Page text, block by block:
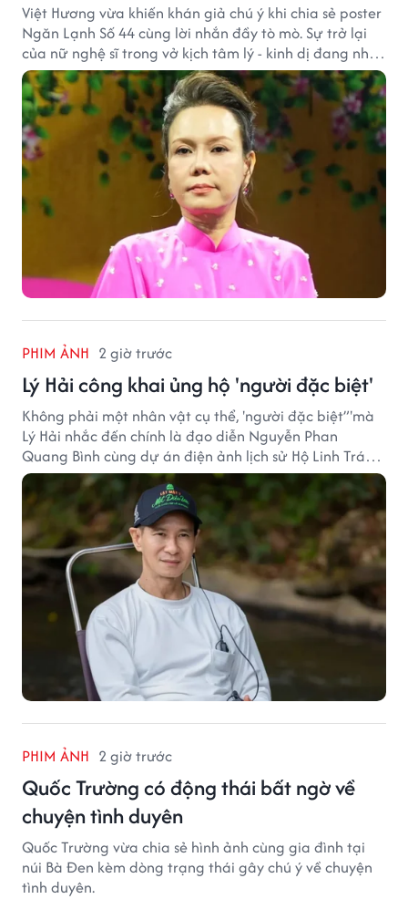
Việt Hương vừa khiến khán giả chú ý khi chia sẻ poster
Ngăn Lạnh Số 44 cùng lời nhắn đầy tò mò. Sự trở lại
của nữ nghệ sĩ trong vở kịch tâm lý - kinh dị đang nhận
được nhiều quan tâm từ công chúng.
PHIM ẢNH 2 giờ trước
Lý Hải công khai ủng hộ 'người đặc biệt'
Không phải một nhân vật cụ thể, 'người đặc biệt”'mà
Lý Hải nhắc đến chính là đạo diễn Nguyễn Phan
Quang Bình cùng dự án điện ảnh lịch sử Hộ Linh Tráng
Sĩ: Bí Ẩn Mộ Vua Đinh.
PHIM ẢNH 2 giờ trước
Quốc Trường có động thái bất ngờ về
chuyện tình duyên
Quốc Trường vừa chia sẻ hình ảnh cùng gia đình tại
núi Bà Đen kèm dòng trạng thái gây chú ý về chuyện
tình duyên.